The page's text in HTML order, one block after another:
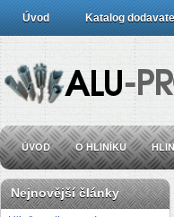
Úvod Katalog
ÚVOD O HLINÍKU
Nejnovější články